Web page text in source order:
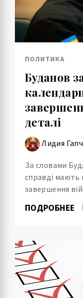
ПОЛИТИКА
Буданов
деталі
Лидия
За словами
справді мають
завершення
ПОДРОБНЕЕ